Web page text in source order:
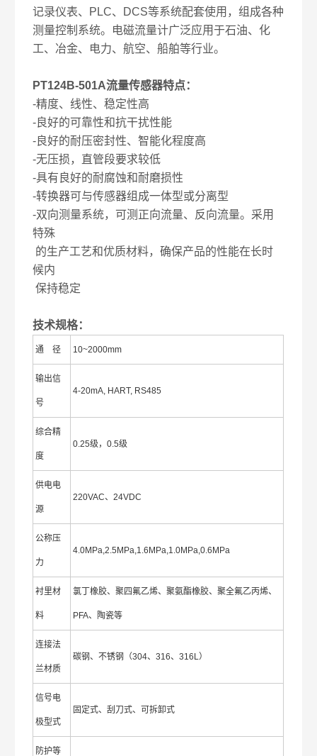
记录仪表、PLC、DCS等系统配套使用，组成各种
测量控制系统。电磁流量计广泛应用于石油、化
工、冶金、电力、航空、船舶等行业。
PT124B-501A流量传感器特点：
-精度、线性、稳定性高
-良好的可靠性和抗干扰性能
-良好的耐压密封性、智能化程度高
-无压损，直管段要求较低
-具有良好的耐腐蚀和耐磨损性
-转换器可与传感器组成一体型或分离型
-双向测量系统，可测正向流量、反向流量。采用
特殊
的生产工艺和优质材料，确保产品的性能在长时
候内
保持稳定
技术规格：
通 径 10~2000mm
输出信
号
4-20mA, HART, RS485
综合精
度
0.25级，0.5级
供电电
源
220VAC、24VDC
公称压
力
4.0MPa,2.5MPa,1.6MPa,1.0MPa,0.6MPa
衬里材
料
氯丁橡胶、聚四氟乙烯、聚氨酯橡胶、聚全氟乙丙烯、
PFA、陶瓷等
连接法
兰材质
碳钢、不锈钢（304、316、316L）
信号电
极型式
固定式、刮刀式、可拆卸式
防护等